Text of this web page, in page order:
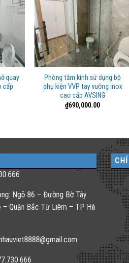
quay
cấp
Phòng tắm kính sử dụng bộ
phụ kiện VVP tay vuông inox
cao cấp AVSING
₫690,000.00
Ngõ 86 – Đường Bờ Tây
– Quận Bắc Từ Liêm – TP Hà